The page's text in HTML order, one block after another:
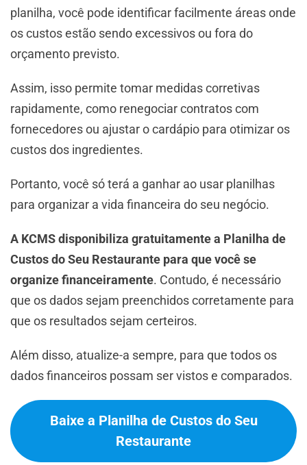
planilha, você pode identificar facilmente áreas onde
os custos estão sendo excessivos ou fora do
orçamento previsto.
Assim, isso permite tomar medidas corretivas
rapidamente, como renegociar contratos com
fornecedores ou ajustar o cardápio para otimizar os
custos dos ingredientes.
Portanto, você só terá a ganhar ao usar planilhas
para organizar a vida financeira do seu negócio.
A KCMS disponibiliza gratuitamente a Planilha de
Custos do Seu Restaurante para que você se
organize financeiramente. Contudo, é necessário
que os dados sejam preenchidos corretamente para
que os resultados sejam certeiros.
Além disso, atualize-a sempre, para que todos os
dados financeiros possam ser vistos e comparados.
Baixe a Planilha de Custos do Seu
Restaurante